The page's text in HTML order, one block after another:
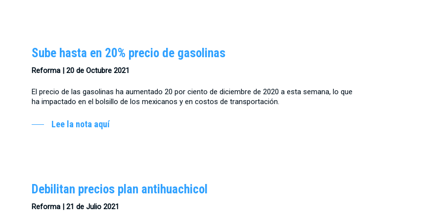
Sube hasta en 20% precio de gasolinas
Reforma | 20 de Octubre 2021
El precio de las gasolinas ha aumentado 20 por ciento de diciembre de 2020 a esta semana, lo que
ha impactado en el bolsillo de los mexicanos y en costos de transportación.
Lee la nota aquí
Debilitan precios plan antihuachicol
Reforma | 21 de Julio 2021